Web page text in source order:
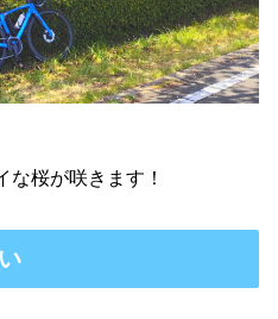
な桜が咲きます！